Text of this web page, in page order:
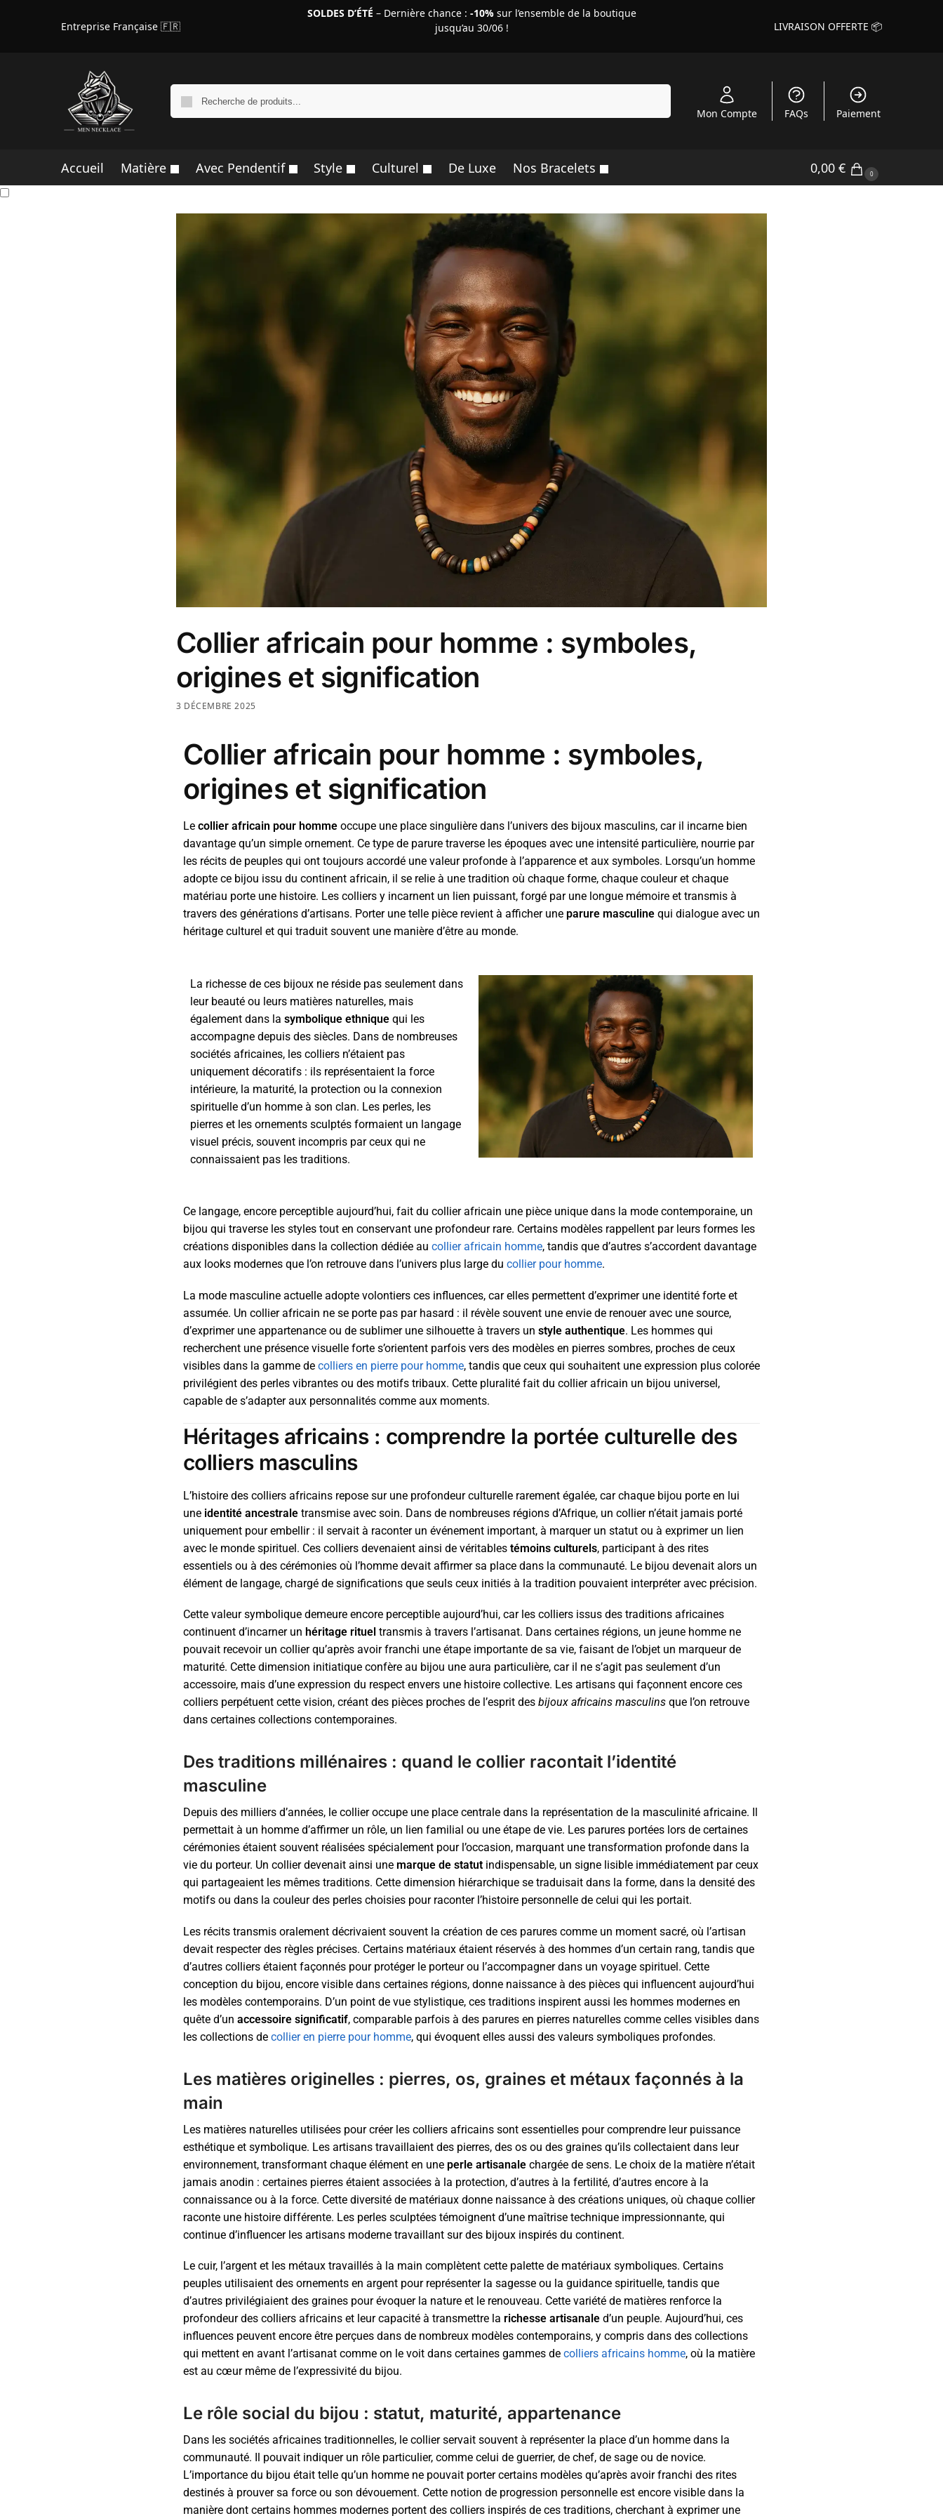
Entreprise Française 🇫🇷
SOLDES D’ÉTÉ – Dernière chance : -10%sur l’ensemble de la boutique
jusqu’au 30/06 !
LIVRAISON OFFERTE 📦
Mon Compte FAQs Paiement
Accueil Matière Avec Pendentif Style Culturel De Luxe Nos Bracelets 0,00 € 0
Collier africain pour homme : symboles,
origines et signification
3 DÉCEMBRE 2025
Collier africain pour homme : symboles,
origines et signification
Le collier africain pour hommeoccupe une place singulière dans l’univers des bijoux masculins, car il incarne bien
davantage qu’un simple ornement. Ce type de parure traverse les époques avec une intensité particulière, nourrie par
les récits de peuples qui ont toujours accordé une valeur profonde à l’apparence et aux symboles. Lorsqu’un homme
adopte ce bijou issu du continent africain, il se relie à une tradition où chaque forme, chaque couleur et chaque
matériau porte une histoire. Les colliers y incarnent un lien puissant, forgé par une longue mémoire et transmis à
travers des générations d’artisans. Porter une telle pièce revient à afficher une parure masculinequi dialogue avec un
héritage culturel et qui traduit souvent une manière d’être au monde.
La richesse de ces bijoux ne réside pas seulement dans
leur beauté ou leurs matières naturelles, mais
également dans la symbolique ethniquequi les
accompagne depuis des siècles. Dans de nombreuses
sociétés africaines, les colliers n’étaient pas
uniquement décoratifs : ils représentaient la force
intérieure, la maturité, la protection ou la connexion
spirituelle d’un homme à son clan. Les perles, les
pierres et les ornements sculptés formaient un langage
visuel précis, souvent incompris par ceux qui ne
connaissaient pas les traditions.
Ce langage, encore perceptible aujourd’hui, fait du collier africain une pièce unique dans la mode contemporaine, un
bijou qui traverse les styles tout en conservant une profondeur rare. Certains modèles rappellent par leurs formes les
créations disponibles dans la collection dédiée au collier africain homme, tandis que d’autres s’accordent davantage
aux looks modernes que l’on retrouve dans l’univers plus large du collier pour homme.
La mode masculine actuelle adopte volontiers ces influences, car elles permettent d’exprimer une identité forte et
assumée. Un collier africain ne se porte pas par hasard : il révèle souvent une envie de renouer avec une source,
d’exprimer une appartenance ou de sublimer une silhouette à travers un style authentique. Les hommes qui
recherchent une présence visuelle forte s’orientent parfois vers des modèles en pierres sombres, proches de ceux
visibles dans la gamme de colliers en pierre pour homme, tandis que ceux qui souhaitent une expression plus colorée
privilégient des perles vibrantes ou des motifs tribaux. Cette pluralité fait du collier africain un bijou universel,
capable de s’adapter aux personnalités comme aux moments.
Héritages africains : comprendre la portée culturelle des
colliers masculins
L’histoire des colliers africains repose sur une profondeur culturelle rarement égalée, car chaque bijou porte en lui
une identité ancestraletransmise avec soin. Dans de nombreuses régions d’Afrique, un collier n’était jamais porté
uniquement pour embellir : il servait à raconter un événement important, à marquer un statut ou à exprimer un lien
avec le monde spirituel. Ces colliers devenaient ainsi de véritables témoins culturels, participant à des rites
essentiels ou à des cérémonies où l’homme devait affirmer sa place dans la communauté. Le bijou devenait alors un
élément de langage, chargé de significations que seuls ceux initiés à la tradition pouvaient interpréter avec précision.
Cette valeur symbolique demeure encore perceptible aujourd’hui, car les colliers issus des traditions africaines
continuent d’incarner un héritage rituel transmis à travers l’artisanat. Dans certaines régions, un jeune homme ne
pouvait recevoir un collier qu’après avoir franchi une étape importante de sa vie, faisant de l’objet un marqueur de
maturité. Cette dimension initiatique confère au bijou une aura particulière, car il ne s’agit pas seulement d’un
accessoire, mais d’une expression du respect envers une histoire collective. Les artisans qui façonnent encore ces
colliers perpétuent cette vision, créant des pièces proches de l’esprit des bijoux africains masculinsque l’on retrouve
dans certaines collections contemporaines.
Des traditions millénaires : quand le collier racontait l’identité
masculine
Depuis des milliers d’années, le collier occupe une place centrale dans la représentation de la masculinité africaine. Il
permettait à un homme d’affirmer un rôle, un lien familial ou une étape de vie. Les parures portées lors de certaines
cérémonies étaient souvent réalisées spécialement pour l’occasion, marquant une transformation profonde dans la
vie du porteur. Un collier devenait ainsi une marque de statutindispensable, un signe lisible immédiatement par ceux
qui partageaient les mêmes traditions. Cette dimension hiérarchique se traduisait dans la forme, dans la densité des
motifs ou dans la couleur des perles choisies pour raconter l’histoire personnelle de celui qui les portait.
Les récits transmis oralement décrivaient souvent la création de ces parures comme un moment sacré, où l’artisan
devait respecter des règles précises. Certains matériaux étaient réservés à des hommes d’un certain rang, tandis que
d’autres colliers étaient façonnés pour protéger le porteur ou l’accompagner dans un voyage spirituel. Cette
conception du bijou, encore visible dans certaines régions, donne naissance à des pièces qui influencent aujourd’hui
les modèles contemporains. D’un point de vue stylistique, ces traditions inspirent aussi les hommes modernes en
quête d’un accessoire significatif, comparable parfois à des parures en pierres naturelles comme celles visibles dans
les collections de collier en pierre pour homme, qui évoquent elles aussi des valeurs symboliques profondes.
Les matières originelles : pierres, os, graines et métaux façonnés à la
main
Les matières naturelles utilisées pour créer les colliers africains sont essentielles pour comprendre leur puissance
esthétique et symbolique. Les artisans travaillaient des pierres, des os ou des graines qu’ils collectaient dans leur
environnement, transformant chaque élément en une perle artisanalechargée de sens. Le choix de la matière n’était
jamais anodin : certaines pierres étaient associées à la protection, d’autres à la fertilité, d’autres encore à la
connaissance ou à la force. Cette diversité de matériaux donne naissance à des créations uniques, où chaque collier
raconte une histoire différente. Les perles sculptées témoignent d’une maîtrise technique impressionnante, qui
continue d’influencer les artisans moderne travaillant sur des bijoux inspirés du continent.
Le cuir, l’argent et les métaux travaillés à la main complètent cette palette de matériaux symboliques. Certains
peuples utilisaient des ornements en argent pour représenter la sagesse ou la guidance spirituelle, tandis que
d’autres privilégiaient des graines pour évoquer la nature et le renouveau. Cette variété de matières renforce la
profondeur des colliers africains et leur capacité à transmettre la richesse artisanaled’un peuple. Aujourd’hui, ces
influences peuvent encore être perçues dans de nombreux modèles contemporains, y compris dans des collections
qui mettent en avant l’artisanat comme on le voit dans certaines gammes de colliers africains homme, où la matière
est au cœur même de l’expressivité du bijou.
Le rôle social du bijou : statut, maturité, appartenance
Dans les sociétés africaines traditionnelles, le collier servait souvent à représenter la place d’un homme dans la
communauté. Il pouvait indiquer un rôle particulier, comme celui de guerrier, de chef, de sage ou de novice.
L’importance du bijou était telle qu’un homme ne pouvait porter certains modèles qu’après avoir franchi des rites
destinés à prouver sa force ou son dévouement. Cette notion de progression personnelle est encore visible dans la
manière dont certains hommes modernes portent des colliers inspirés de ces traditions, cherchant à exprimer une